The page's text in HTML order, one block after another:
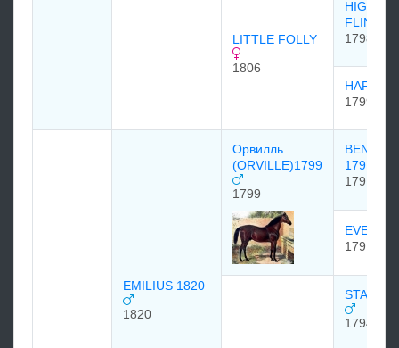
LITTLE FOLLY
1806
FLING
1798
1799
EMILIUS 1820
1820
Орвилль
(ORVILLE)1799
1799
1791
1791
1791
1794